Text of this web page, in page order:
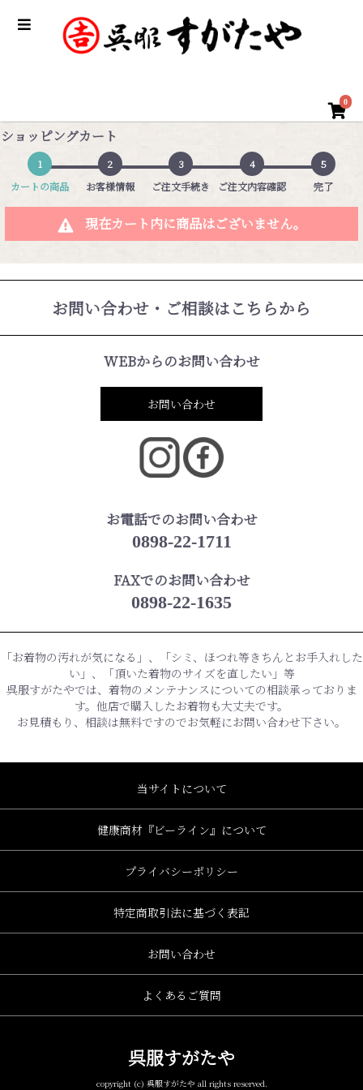
0
ショッピングカート
1
カートの商品
2
お客様情報
3
ご注文手続き
4
ご注文内容確認
5
完了
現在カート内に商品はございません。
お問い合わせ・ご相談はこちらから
WEBからのお問い合わせ
お問い合わせ
お電話でのお問い合わせ
0898-22-1711
FAXでのお問い合わせ
0898-22-1635
「お着物の汚れが気になる」、「シミ、ほつれ等きちんとお手入れした
い」、「頂いた着物のサイズを直したい」等
呉服すがたやでは、着物のメンテナンスについての相談承っておりま
す。他店で購入したお着物も大丈夫です。
お見積もり、相談は無料ですのでお気軽にお問い合わせ下さい。
当サイトについて
健康商材『ビーライン』について
プライバシーポリシー
特定商取引法に基づく表記
お問い合わせ
よくあるご質問
呉服すがたや
copyright (c) 呉服すがたや all rights reserved.